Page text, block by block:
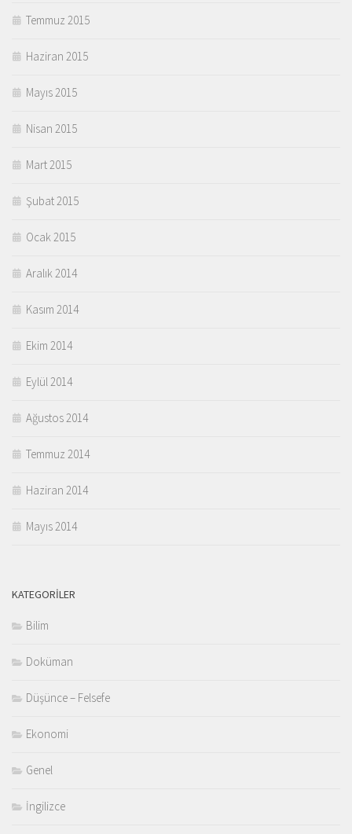
Temmuz 2015
Haziran 2015
Mayıs 2015
Nisan 2015
Mart 2015
Şubat 2015
Ocak 2015
Aralık 2014
Kasım 2014
Ekim 2014
Eylül 2014
Ağustos 2014
Temmuz 2014
Haziran 2014
Mayıs 2014
KATEGORILER
Bilim
Doküman
Düşünce – Felsefe
Ekonomi
Genel
İngilizce